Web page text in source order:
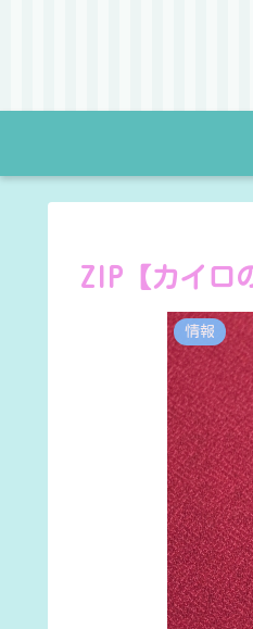
ZIP【カイロ
情報